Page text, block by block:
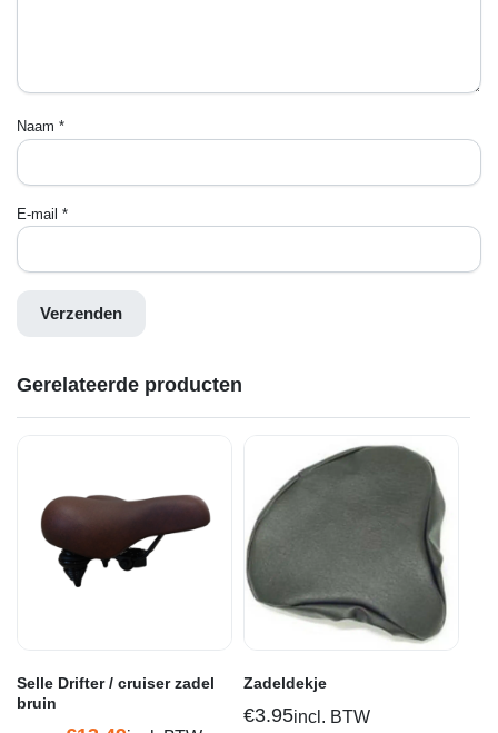
Naam *
E-mail *
Gerelateerde producten
Selle Drifter / cruiser zadel
bruin
Zadeldekje
€3.95incl. BTW